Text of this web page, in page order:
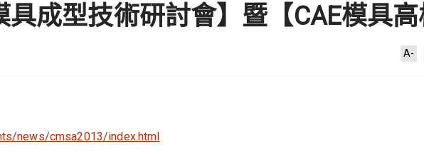
成型技術研討會】暨【CAE模具高
A-
news/cmsa2013/index.html